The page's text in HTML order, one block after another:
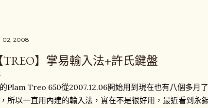
02, 2008
TREO】掌易輸入法+許氏鍵盤
Plam Treo 650從2007.12.06開始用到現在也有八個多月
所以一直用內建的輸入法，實在不是很好用，最近看到永